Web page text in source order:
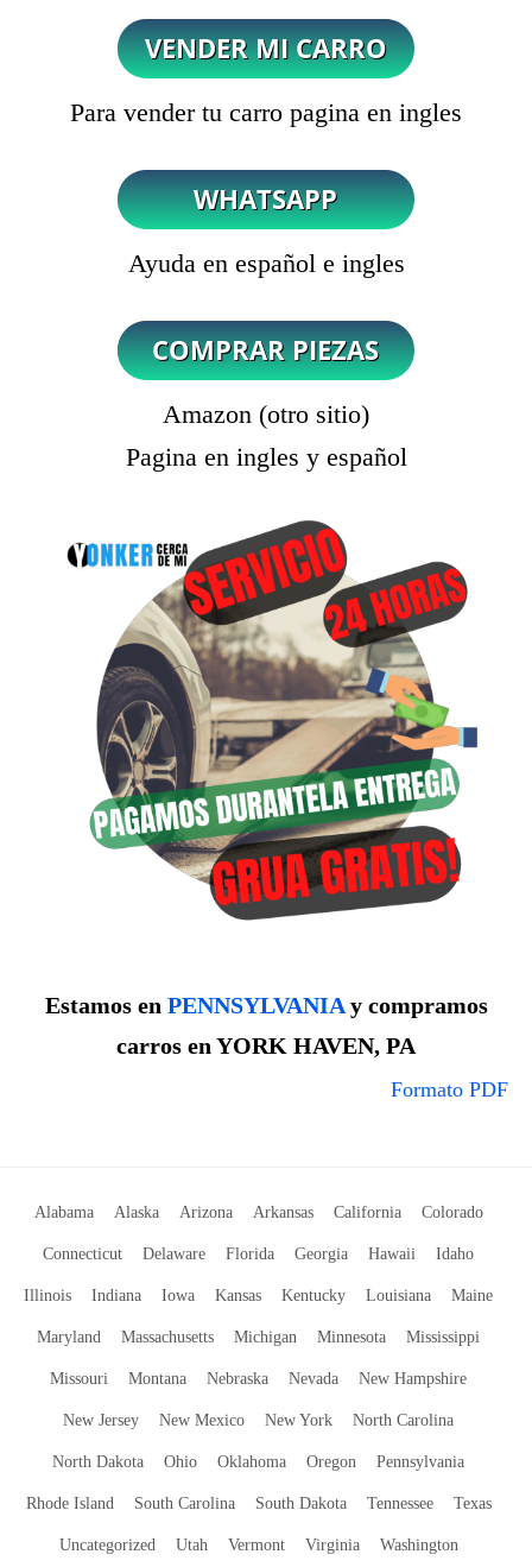
Para vender tu carro pagina en ingles
Ayuda en español e ingles
Amazon (otro sitio)
Pagina en ingles y español
Estamos en PENNSYLVANIAy compramos
carros en YORK HAVEN, PA
Formato PDF
Alabama Alaska Arizona Arkansas California Colorado
Connecticut Delaware Florida Georgia Hawaii Idaho
Illinois Indiana Iowa Kansas Kentucky Louisiana Maine
Maryland Massachusetts Michigan Minnesota Mississippi
Missouri Montana Nebraska Nevada New Hampshire
New Jersey New Mexico New York North Carolina
North Dakota Ohio Oklahoma Oregon Pennsylvania
Rhode Island South Carolina South Dakota Tennessee Texas
Uncategorized Utah Vermont Virginia Washington